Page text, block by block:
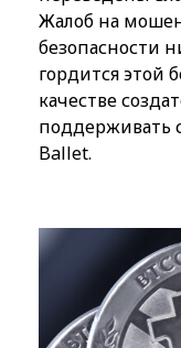
Жалоб на
безопасности
гордится этой
качестве
поддерживать
Ballet.